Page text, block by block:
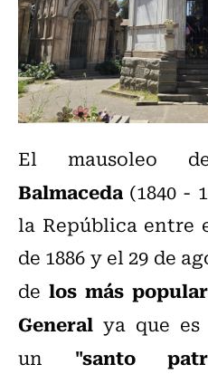
El mausoleo
Balmaceda (1840 -
la República entre
de 1886 y el 29 de
de los más
General ya que es
un "santo